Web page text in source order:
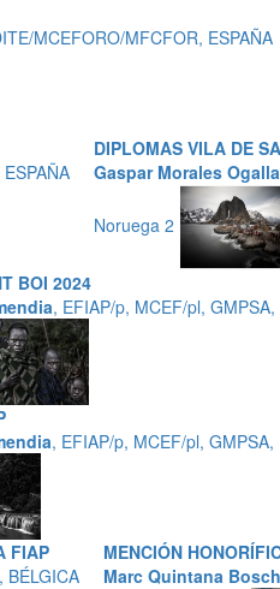
MCEFORO/MFCFOR, ESPAÑA
DIPLOMAS VILA DE
Gaspar Morales Ogalla
Noruega 2
BOI 2024
, EFIAP/p, MCEF/pl, GMPSA,
, EFIAP/p, MCEF/pl, GMPSA,
FIAP
, BÉLGICA
MENCIÓN
Marc Quintana Bosch